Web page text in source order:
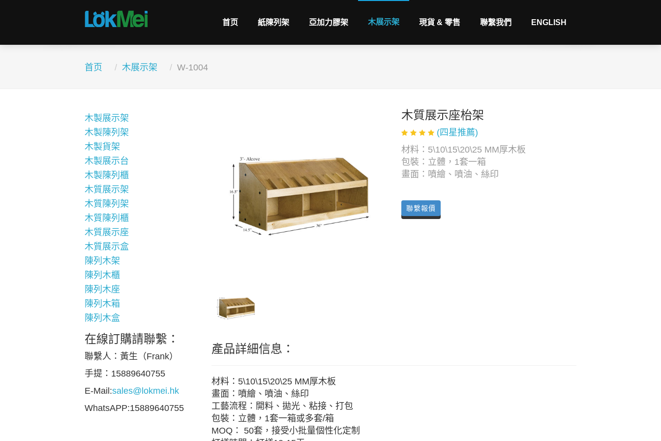
首页 紙陳列架 亞加力膠架 木展示架 現貨 & 零售 聯繫我們 ENGLISH
首页 木展示架 W-1004
木製展示架
木製陳列架
木製貨架
木製展示台
木製陳列櫃
木質展示架
木質陳列架
木質陳列櫃
木質展示座
木質展示盒
陳列木架
陳列木櫃
陳列木座
陳列木箱
陳列木盒
在線訂購請聯繫：
聯繫人：黃生（Frank）
手提：15889640755
E-Mail:sales@lokmei.hk
WhatsAPP:15889640755
木質展示座枱架
(四星推薦)
材料：5\10\15\20\25 MM厚木板
包裝：立體，1套一箱
畫面：噴繪、噴油、絲印
聯繫報價
產品詳細信息：
材料：5\10\15\20\25 MM厚木板
畫面：噴繪、噴油、絲印
工藝流程：開料、拋光、粘接、打包
包裝：立體，1套一箱或多套/箱
MOQ： 50套，接受小批量個性化定制